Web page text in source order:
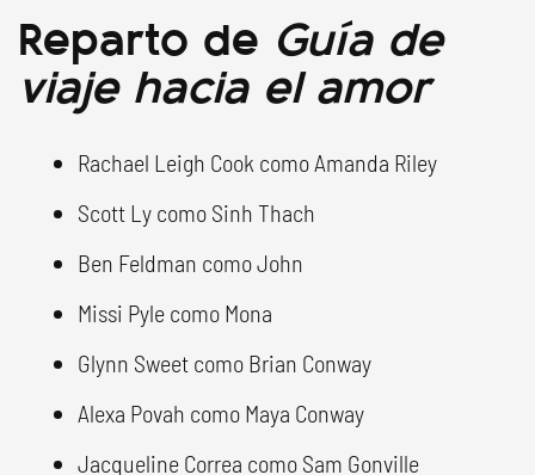
Reparto de Guía de
viaje hacia el amor
Rachael Leigh Cook como Amanda Riley
Scott Ly como Sinh Thach
Ben Feldman como John
Missi Pyle como Mona
Glynn Sweet como Brian Conway
Alexa Povah como Maya Conway
Jacqueline Correa como Sam Gonville